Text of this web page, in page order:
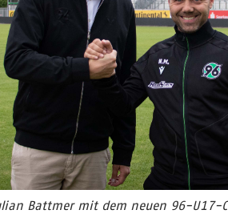
Battmer mit dem neuen 96-U17-